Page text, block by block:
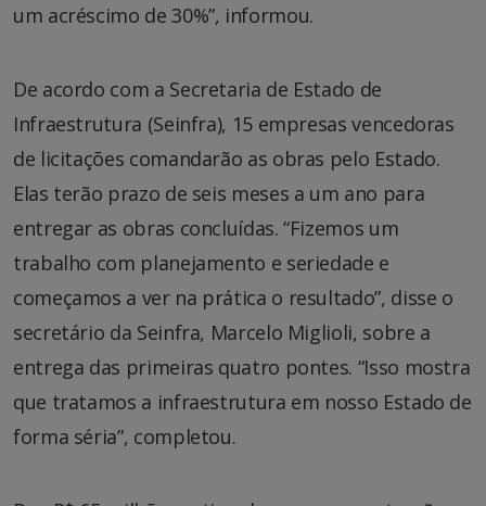
um acréscimo de 30%”, informou.
De acordo com a Secretaria de Estado de
Infraestrutura (Seinfra), 15 empresas vencedoras
de licitações comandarão as obras pelo Estado.
Elas terão prazo de seis meses a um ano para
entregar as obras concluídas. “Fizemos um
trabalho com planejamento e seriedade e
começamos a ver na prática o resultado”, disse o
secretário da Seinfra, Marcelo Miglioli, sobre a
entrega das primeiras quatro pontes. “Isso mostra
que tratamos a infraestrutura em nosso Estado de
forma séria”, completou.